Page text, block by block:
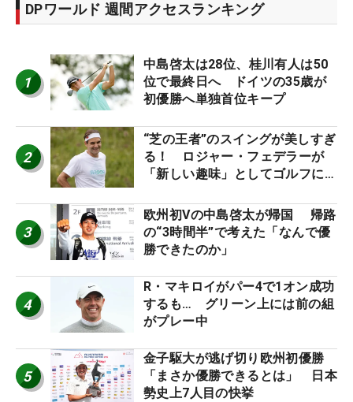
DPワールド 週間アクセスランキング
1
中島啓太は28位、桂川有人は50
位で最終日へ ドイツの35歳が
初優勝へ単独首位キープ
2
“芝の王者”のスイングが美しすぎ
る！ ロジャー・フェデラーが
「新しい趣味」としてゴルフに挑
3
欧州初Vの中島啓太が帰国 帰路
の“3時間半”で考えた「なんで優
勝できたのか」
4
R・マキロイがパー4で1オン成功
するも… グリーン上には前の組
がプレー中
5
金子駆大が逃げ切り欧州初優勝
「まさか優勝できるとは」 日本
勢史上7人目の快挙